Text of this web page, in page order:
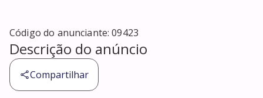
Código do anunciante:09423
Descrição do anúncio
Compartilhar